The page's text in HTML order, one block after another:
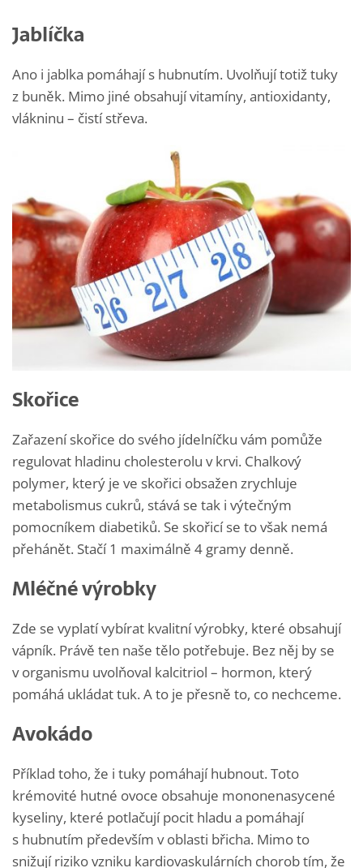
Jablíčka
Ano i jablka pomáhají s hubnutím. Uvolňují totiž tuky
z buněk. Mimo jiné obsahují vitamíny, antioxidanty,
vlákninu – čistí střeva.
Skořice
Zařazení skořice do svého jídelníčku vám pomůže
regulovat hladinu cholesterolu v krvi. Chalkový
polymer, který je ve skořici obsažen zrychluje
metabolismus cukrů, stává se tak i výtečným
pomocníkem diabetiků. Se skořicí se to však nemá
přehánět. Stačí 1 maximálně 4 gramy denně.
Mléčné výrobky
Zde se vyplatí vybírat kvalitní výrobky, které obsahují
vápník. Právě ten naše tělo potřebuje. Bez něj by se
v organismu uvolňoval kalcitriol – hormon, který
pomáhá ukládat tuk. A to je přesně to, co nechceme.
Avokádo
Příklad toho, že i tuky pomáhají hubnout. Toto
krémovité hutné ovoce obsahuje mononenasycené
kyseliny, které potlačují pocit hladu a pomáhají
s hubnutím především v oblasti břicha. Mimo to
snižují riziko vzniku kardiovaskulárních chorob tím, že